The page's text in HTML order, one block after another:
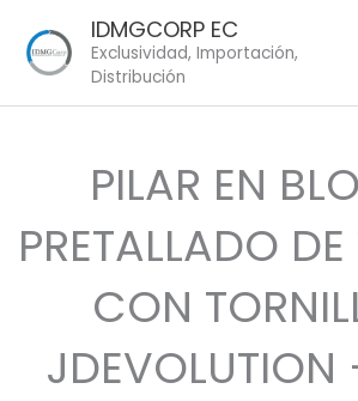
content
IDMGCORP EC
Exclusividad, Importación,
Distribución
PILAR EN
PRETALLADO
CON
JDEVOLUTION